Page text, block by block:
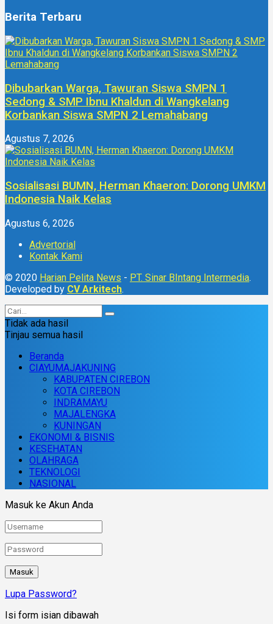
Berita Terbaru
Dibubarkan Warga, Tawuran Siswa SMPN 1
Sedong & SMP Ibnu Khaldun di Wangkelang
Korbankan Siswa SMPN 2 Lemahabang
Agustus 7, 2026
Sosialisasi BUMN, Herman Khaeron: Dorong UMKM
Indonesia Naik Kelas
Agustus 6, 2026
Advertorial
Kontak Kami
© 2020 Harian Pelita News - PT. Sinar BIntang Intermedia.
Developed by CV Arkitech.
Tidak ada hasil
Tinjau semua hasil
Beranda
CIAYUMAJAKUNING
KABUPATEN CIREBON
KOTA CIREBON
INDRAMAYU
MAJALENGKA
KUNINGAN
EKONOMI & BISNIS
KESEHATAN
OLAHRAGA
TEKNOLOGI
NASIONAL
Masuk ke Akun Anda
Lupa Password?
Isi form isian dibawah